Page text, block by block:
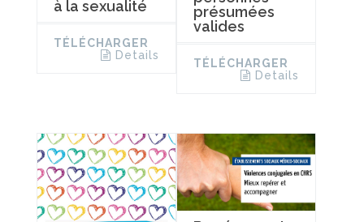
à la sexualité
TÉLÉCHARGER
Details
présumées
valides
TÉLÉCHARGER
Details